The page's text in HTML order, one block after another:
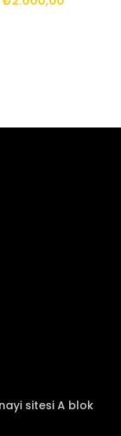
5X112
BIJON
sitesi A blok